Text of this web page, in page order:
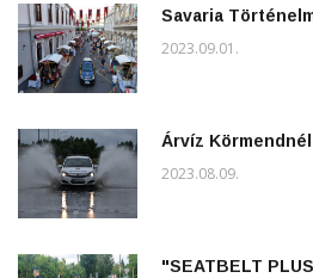
Savaria
2023.09.01.
Árvíz Körmendnél
2023.08.09.
"SEATBELT